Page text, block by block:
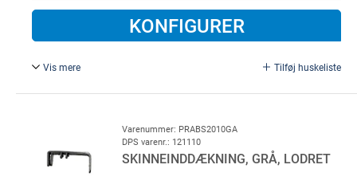
KONFIGURER
Vis mere Tilføj huskeliste
L = 2500 mm. For Lindab garageport
Varenummer: PRABS2010GA
DPS varenr.: 121110
SKINNEINDDÆKNING, GRÅ, LODRET